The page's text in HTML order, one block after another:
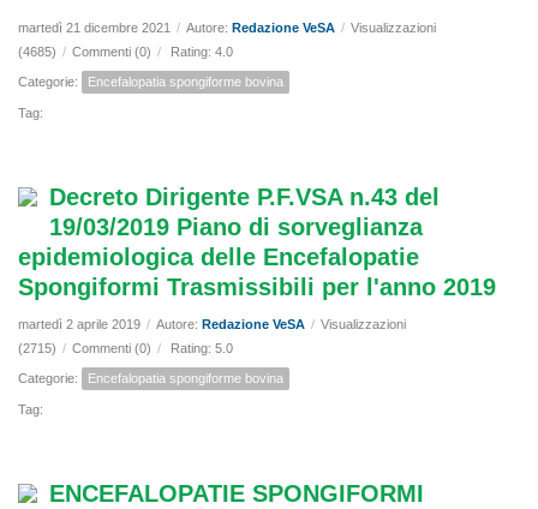
martedì 21 dicembre 2021 / Autore: Redazione VeSA / Visualizzazioni
(4685) / Commenti (0) / Rating: 4.0
Categorie: Encefalopatia spongiforme bovina
Tag:
Decreto Dirigente P.F.VSA n.43 del
19/03/2019 Piano di sorveglianza
epidemiologica delle Encefalopatie
Spongiformi Trasmissibili per l'anno 2019
martedì 2 aprile 2019 / Autore: Redazione VeSA / Visualizzazioni
(2715) / Commenti (0) / Rating: 5.0
Categorie: Encefalopatia spongiforme bovina
Tag:
ENCEFALOPATIE SPONGIFORMI